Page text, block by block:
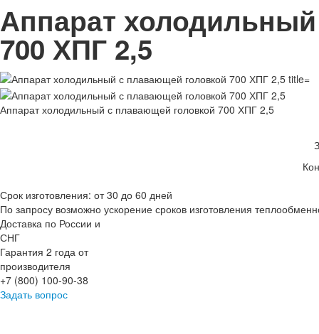
Аппарат
700 ХПГ 2,5
Аппарат холодильный с плавающей головкой 700 ХПГ 2,5
Срок изготовления: от 30 до 60 дней
По запросу возможно ускорение сроков изготовления
Доставка по России и
СНГ
Гарантия 2 года от
производителя
+7 (800) 100-90-38
Задать вопрос